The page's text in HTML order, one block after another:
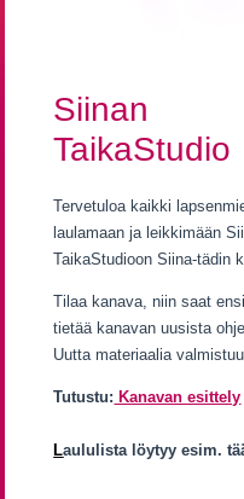
Siinan
TaikaStudio
Tervetuloa kaikki
laulamaan ja leikkimään
TaikaStudioon Siina-tädin
Tilaa kanava, niin saat
tietää kanavan uusista
Uutta materiaalia
Tutustu: Kanavan esittely
Laululista löytyy esim.